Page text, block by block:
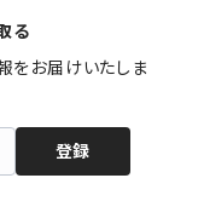
る
をお届けいたしま
登録